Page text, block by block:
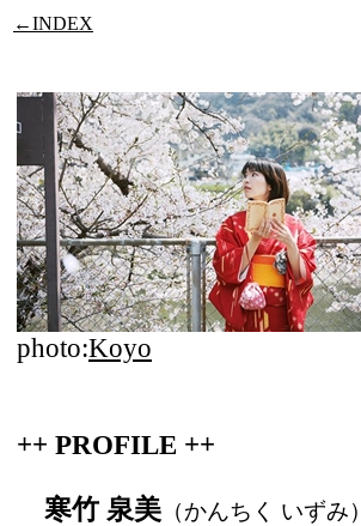
←INDEX
photo:Koyo
++ PROFILE ++
寒竹 泉美 （かんちく いずみ）